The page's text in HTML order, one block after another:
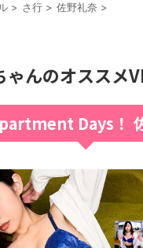
> さ行 > 佐野礼奈 >
ゃんのオススメ
Days！